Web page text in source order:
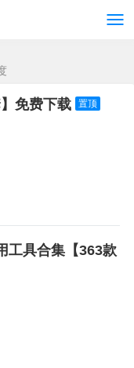
免费下载 置顶
工具合集【363款